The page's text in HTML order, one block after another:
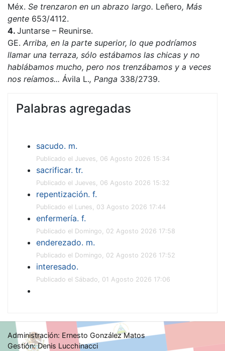
Méx. Se trenzaron en un abrazo largo. Leñero, Más
gente 653/4112.
4. Juntarse – Reunirse.
GE. Arriba, en la parte superior, lo que podríamos
llamar una terraza, sólo estábamos las chicas y no
hablábamos mucho, pero nos trenzábamos y a veces
nos reíamos... Ávila L., Panga 338/2739.
Palabras agregadas
sacudo. m.
Publicado el Jueves, 06 Agosto 2026 15:34
sacrificar. tr.
Publicado el Jueves, 06 Agosto 2026 15:32
repentización. f.
Publicado el Lunes, 03 Agosto 2026 17:44
enfermería. f.
Publicado el Domingo, 02 Agosto 2026 17:58
enderezado. m.
Publicado el Domingo, 02 Agosto 2026 17:52
interesado.
Publicado el Sábado, 01 Agosto 2026 17:06
Administración: Ernesto González Matos
Gestión: Denis Lucchinacci